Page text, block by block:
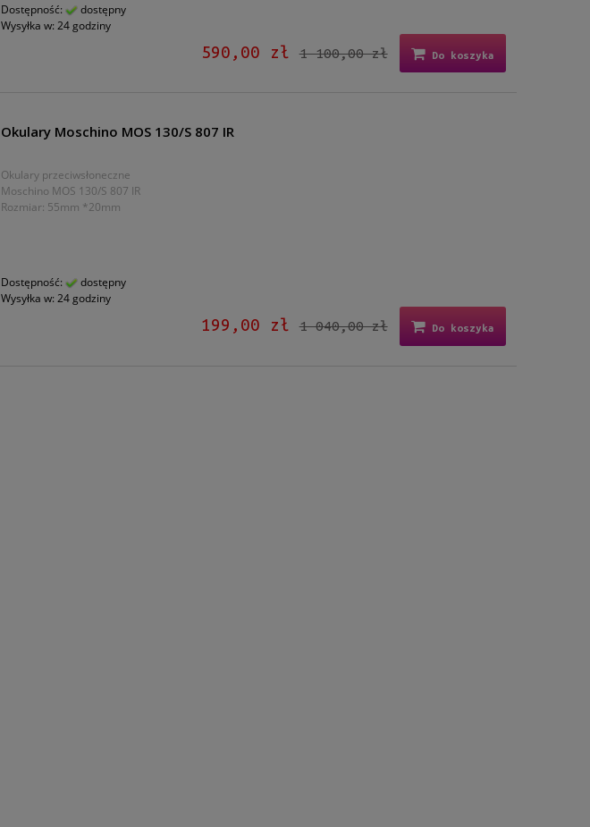
Dostępność:
dostępny
Wysyłka w: 24 godziny
590,00 zł 1 100,00 zł Do koszyka
Okulary Moschino MOS 130/S 807 IR
Okulary przeciwsłoneczne
Moschino MOS 130/S 807 IR
Rozmiar: 55mm *20mm
Dostępność:
dostępny
Wysyłka w: 24 godziny
199,00 zł 1 040,00 zł Do koszyka